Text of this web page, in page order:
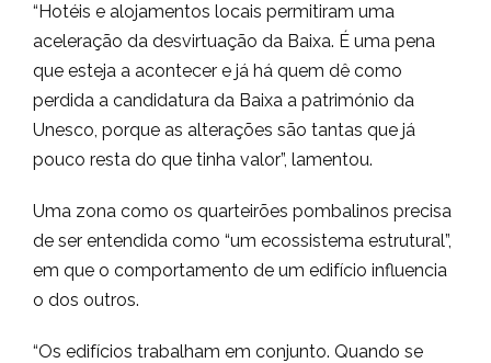
“Hotéis e alojamentos locais permitiram uma
aceleração da desvirtuação da Baixa. É uma pena
que esteja a acontecer e já há quem dê como
perdida a candidatura da Baixa a património da
Unesco, porque as alterações são tantas que já
pouco resta do que tinha valor”, lamentou.
Uma zona como os quarteirões pombalinos precisa
de ser entendida como “um ecossistema estrutural”,
em que o comportamento de um edifício influencia
o dos outros.
“Os edifícios trabalham em conjunto. Quando se